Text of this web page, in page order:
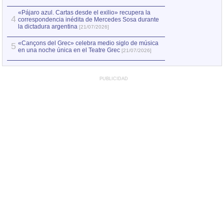
4
«Pájaro azul. Cartas desde el exilio» recupera la
correspondencia inédita de Mercedes Sosa durante
la dictadura argentina [21/07/2026]
5 «Cançons del Grec» celebra medio siglo de música
en una noche única en el Teatre Grec [21/07/2026]
PUBLICIDAD